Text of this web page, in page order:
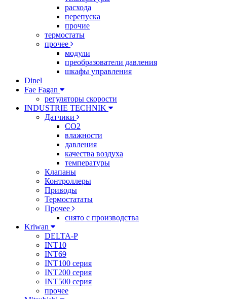
расхода
перепуска
прочие
термостаты
прочее
модули
преобразователи давления
шкафы управления
Dinel
Fae Fagan
регуляторы скорости
INDUSTRIE TECHNIK
Датчики
CO2
влажности
давления
качества воздуха
температуры
Клапаны
Контроллеры
Приводы
Термостататы
Прочее
снято с производства
Kriwan
DELTA-P
INT10
INT69
INT100 серия
INT200 серия
INT500 серия
прочее